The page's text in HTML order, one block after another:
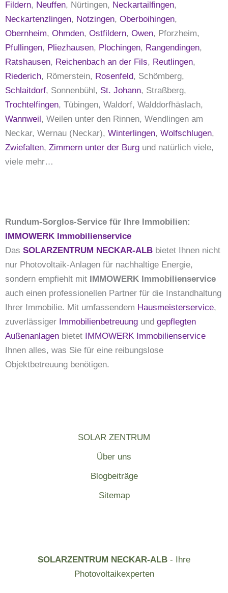
Fildern, Neuffen, Nürtingen, Neckartailfingen,
Neckartenzlingen, Notzingen, Oberboihingen,
Obernheim, Ohmden, Ostfildern, Owen, Pforzheim,
Pfullingen, Pliezhausen, Plochingen, Rangendingen,
Ratshausen, Reichenbach an der Fils, Reutlingen,
Riederich, Römerstein, Rosenfeld, Schömberg,
Schlaitdorf, Sonnenbühl, St. Johann, Straßberg,
Trochtelfingen, Tübingen, Waldorf, Walddorfhäslach,
Wannweil, Weilen unter den Rinnen, Wendlingen am
Neckar, Wernau (Neckar), Winterlingen, Wolfschlugen,
Zwiefalten, Zimmern unter der Burg und natürlich viele,
viele mehr…
Rundum-Sorglos-Service für Ihre Immobilien:
IMMOWERK Immobilienservice
Das SOLARZENTRUM NECKAR-ALB bietet Ihnen nicht
nur Photovoltaik-Anlagen für nachhaltige Energie,
sondern empfiehlt mit IMMOWERK Immobilienservice
auch einen professionellen Partner für die Instandhaltung
Ihrer Immobilie. Mit umfassendem Hausmeisterservice,
zuverlässiger Immobilienbetreuung und gepflegten
Außenanlagen bietet IMMOWERK Immobilienservice
Ihnen alles, was Sie für eine reibungslose
Objektbetreuung benötigen.
SOLAR ZENTRUM
Über uns
Blogbeiträge
Sitemap
SOLARZENTRUM NECKAR-ALB - Ihre
Photovoltaikexperten